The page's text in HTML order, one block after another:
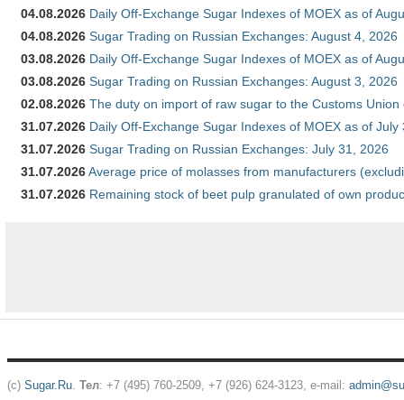
04.08.2026 Daily Off-Exchange Sugar Indexes of MOEX as of
04.08.2026 Sugar Trading on Russian Exchanges: August 4, 2026
03.08.2026 Daily Off-Exchange Sugar Indexes of MOEX as of
03.08.2026 Sugar Trading on Russian Exchanges: August 3, 2026
02.08.2026 The duty on import of raw sugar to the Customs
31.07.2026 Daily Off-Exchange Sugar Indexes of MOEX as of July
31.07.2026 Sugar Trading on Russian Exchanges: July 31, 2026
31.07.2026Average price of molasses from manufacturers
31.07.2026 Remaining stock of beet pulp granulated of own
(c) Sugar.Ru. Тел: +7 (495) 760-2509, +7 (926) 624-3123, e-mail: